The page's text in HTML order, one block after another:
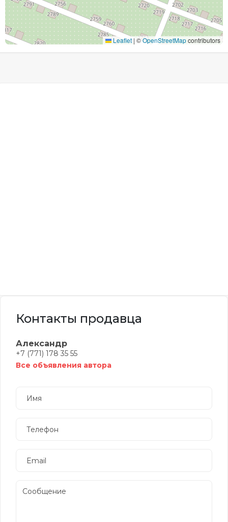
Leaflet | ©OpenStreetMapcontributors
Контакты продавца
Александр
+7 (771) 178 35 55
Все объявления автора